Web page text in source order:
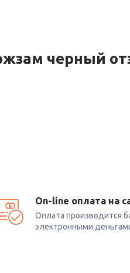
черный
On-line оплата на
Оплата производится
электронными